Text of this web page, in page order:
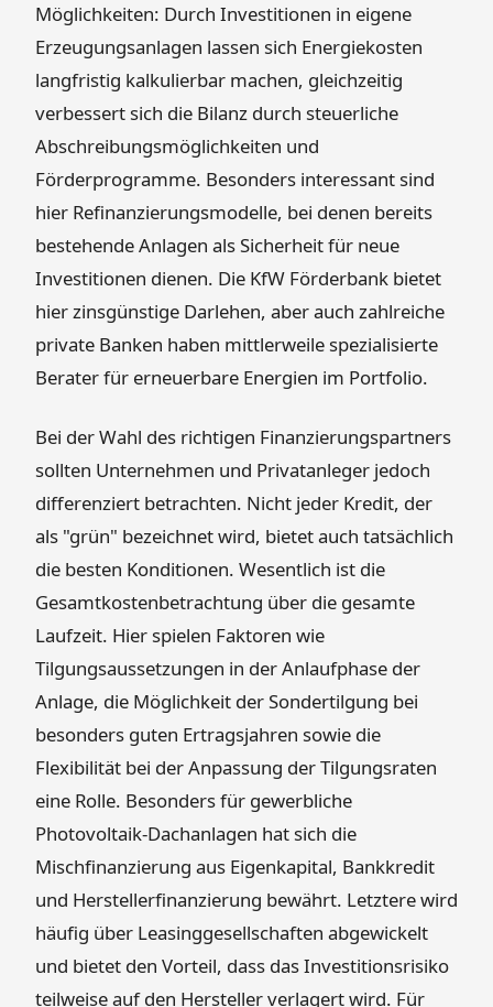
Möglichkeiten: Durch Investitionen in eigene
Erzeugungsanlagen lassen sich Energiekosten
langfristig kalkulierbar machen, gleichzeitig
verbessert sich die Bilanz durch steuerliche
Abschreibungsmöglichkeiten und
Förderprogramme. Besonders interessant sind
hier Refinanzierungsmodelle, bei denen bereits
bestehende Anlagen als Sicherheit für neue
Investitionen dienen. Die KfW Förderbank bietet
hier zinsgünstige Darlehen, aber auch zahlreiche
private Banken haben mittlerweile spezialisierte
Berater für erneuerbare Energien im Portfolio.
Bei der Wahl des richtigen Finanzierungspartners
sollten Unternehmen und Privatanleger jedoch
differenziert betrachten. Nicht jeder Kredit, der
als "grün" bezeichnet wird, bietet auch tatsächlich
die besten Konditionen. Wesentlich ist die
Gesamtkostenbetrachtung über die gesamte
Laufzeit. Hier spielen Faktoren wie
Tilgungsaussetzungen in der Anlaufphase der
Anlage, die Möglichkeit der Sondertilgung bei
besonders guten Ertragsjahren sowie die
Flexibilität bei der Anpassung der Tilgungsraten
eine Rolle. Besonders für gewerbliche
Photovoltaik-Dachanlagen hat sich die
Mischfinanzierung aus Eigenkapital, Bankkredit
und Herstellerfinanzierung bewährt. Letztere wird
häufig über Leasinggesellschaften abgewickelt
und bietet den Vorteil, dass das Investitionsrisiko
teilweise auf den Hersteller verlagert wird. Für